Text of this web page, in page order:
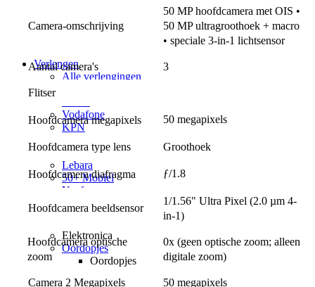
50+ Mobiel
Verlengen
Alle verlengingen
Vodafone
KPN
Ben
Lebara
50+ Mobiel
Youfone
Accessoires
Elektronica
Oordopjes
Oordopjes
Camera-omschrijving
50 MP hoofdcamera met OIS •
50 MP ultragroothoek + macro
• speciale 3-in-1 lichtsensor
Aantal camera's 3
Flitser
Hoofdcamera megapixels 50 megapixels
Hoofdcamera type lens Groothoek
Hoofdcamera diafragma ƒ/1.8
Hoofdcamera beeldsensor
1/1.56" Ultra Pixel (2.0 µm 4-
in-1)
Hoofdcamera optische
zoom
0x (geen optische zoom; alleen
digitale zoom)
Camera 2 Megapixels 50 megapixels